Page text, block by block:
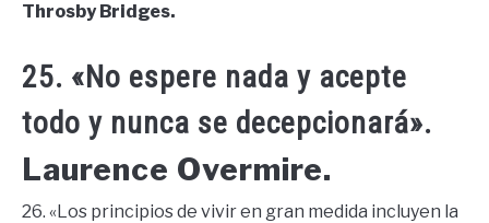
Throsby Bridges.
25. «No espere nada y acepte
todo y nunca se decepcionará».
Laurence Overmire.
26. «Los principios de vivir en gran medida incluyen la